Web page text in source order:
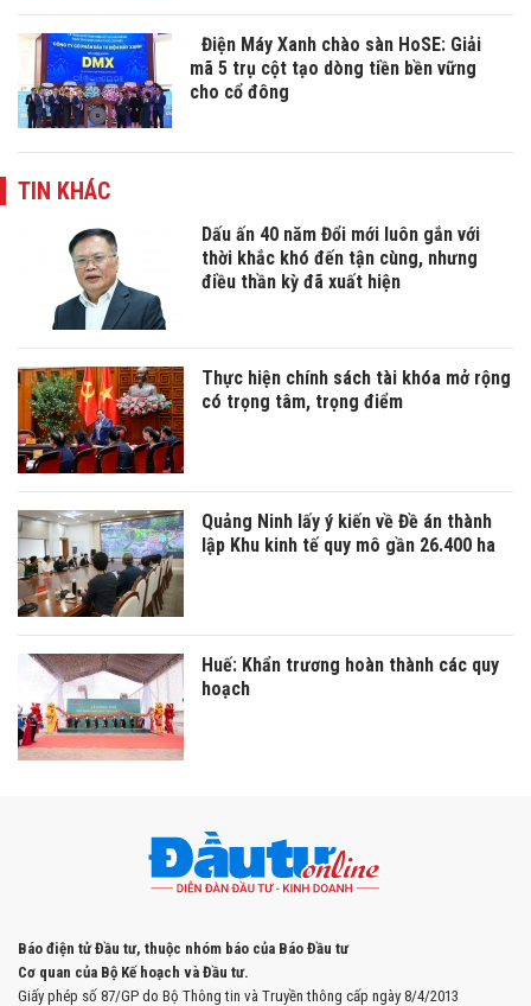
Điện Máy Xanh chào sàn HoSE: Giải
mã 5 trụ cột tạo dòng tiền bền vững
cho cổ đông
TIN KHÁC
Dấu ấn 40 năm Đổi mới luôn gắn với
thời khắc khó đến tận cùng, nhưng
điều thần kỳ đã xuất hiện
Thực hiện chính sách tài khóa mở rộng
có trọng tâm, trọng điểm
Quảng Ninh lấy ý kiến về Đề án thành
lập Khu kinh tế quy mô gần 26.400 ha
Huế: Khẩn trương hoàn thành các quy
hoạch
Báo điện tử Đầu tư, thuộc nhóm báo của Báo Đầu tư
Cơ quan của Bộ Kế hoạch và Đầu tư.
Giấy phép số 87/GP do Bộ Thông tin và Truyền thông cấp ngày 8/4/2013